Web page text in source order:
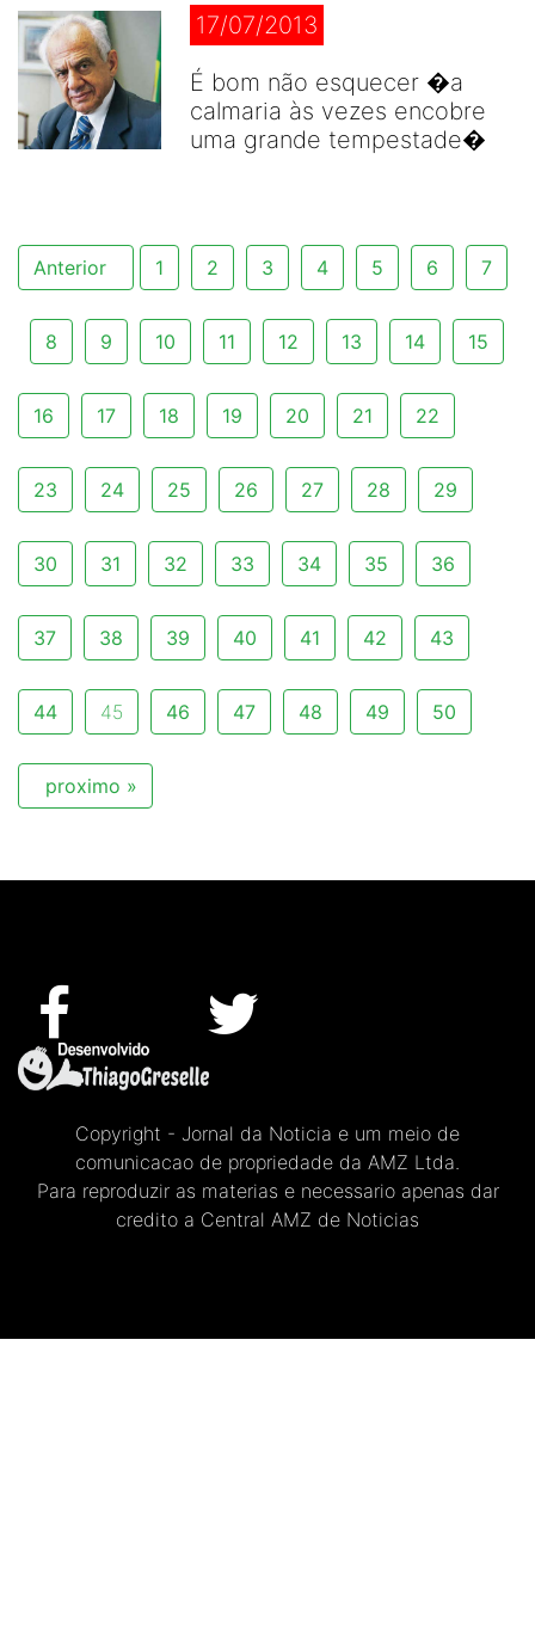
17/07/2013
É bom não esquecer �a
calmaria às vezes encobre
uma grande tempestade�
Anterior 1 2 3 4 5 6 7
8 9 10 11 12 13 14 15
16 17 18 19 20 21 22
23 24 25 26 27 28 29
30 31 32 33 34 35 36
37 38 39 40 41 42 43
44 45 46 47 48 49 50
proximo »
Copyright - Jornal da Noticia e um meio de
comunicacao de propriedade da AMZ Ltda.
Para reproduzir as materias e necessario apenas dar
credito a Central AMZ de Noticias